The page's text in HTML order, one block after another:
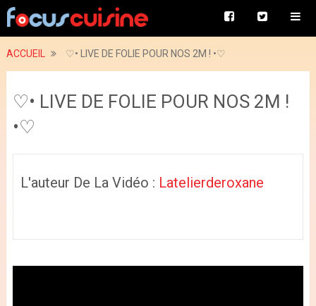
ACCUEIL ♡• LIVE DE FOLIE POUR NOS 2M ! •♡
♡• LIVE DE FOLIE POUR NOS 2M !
•♡
L'auteur De La Vidéo : Latelierderoxane